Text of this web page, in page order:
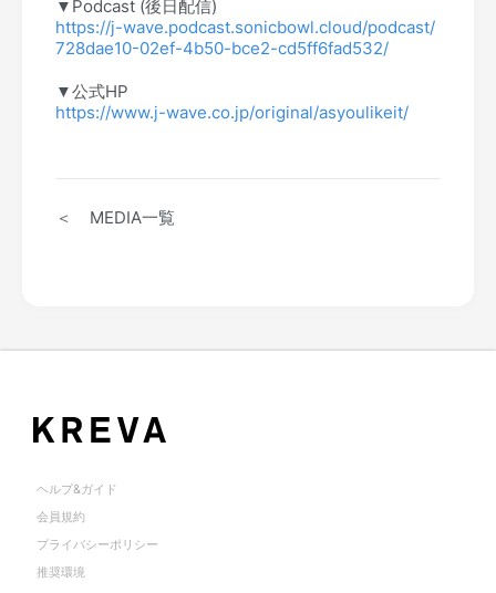
▼Podcast (後日配信)
https://j-wave.podcast.sonicbowl.cloud/podcast/
728dae10-02ef-4b50-bce2-cd5ff6fad532/
▼公式HP
https://www.j-wave.co.jp/original/asyoulikeit/
＜ MEDIA一覧
ヘルプ&ガイド
会員規約
プライバシーポリシー
推奨環境